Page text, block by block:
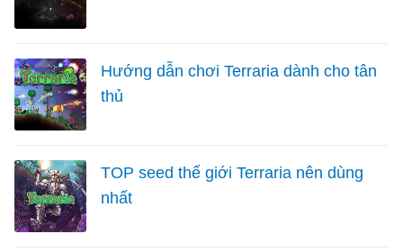
Hướng dẫn chơi Terraria dành cho tân
thủ
TOP seed thế giới Terraria nên dùng
nhất